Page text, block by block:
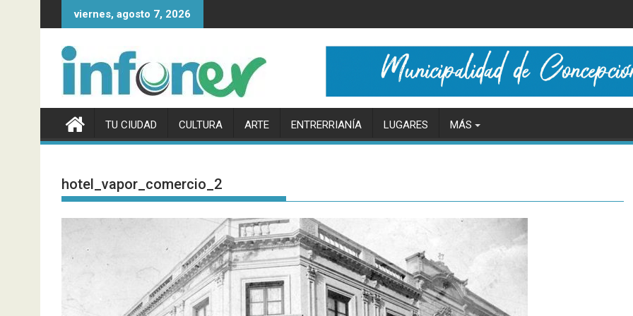
al
viernes, agosto 7, 2026
TU CIUDAD CULTURA ARTE ENTRERRIANÍA LUGARES MÁS
hotel_vapor_comercio_2